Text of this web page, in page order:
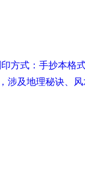
方式：手抄本
涉及地理秘诀、